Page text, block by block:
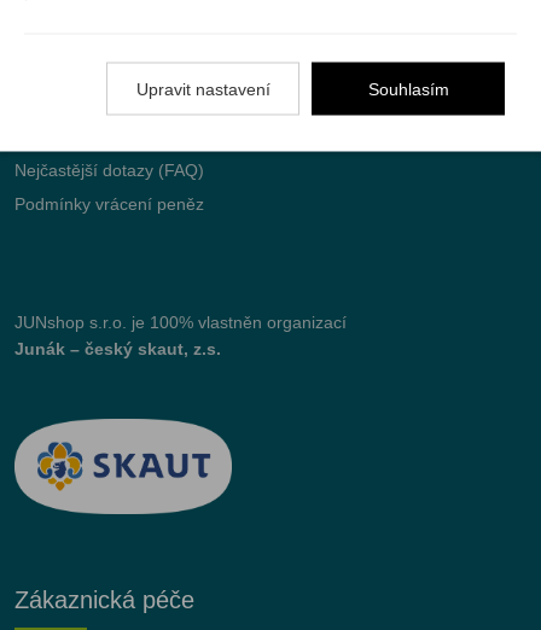
Nejčastější dotazy (FAQ)
Podmínky vrácení peněz
JUNshop s.r.o.
je 100% vlastněn organizací
Junák – český skaut, z.s.
Zákaznická péče
Upravit nastavení Souhlasím